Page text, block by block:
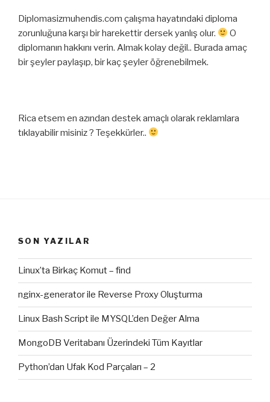
Diplomasizmuhendis.com çalışma hayatındaki diploma
zorunluğuna karşı bir harekettir dersek yanlış olur.
O
diplomanın hakkını verin. Almak kolay değil.. Burada amaç
bir şeyler paylaşıp, bir kaç şeyler öğrenebilmek.
Rica etsem en azından destek amaçlı olarak reklamlara
tıklayabilir misiniz ? Teşekkürler..
SON YAZILAR
Linux’ta Birkaç Komut – find
nginx-generator ile Reverse Proxy Oluşturma
Linux Bash Script ile MYSQL’den Değer Alma
MongoDB Veritabanı Üzerindeki Tüm Kayıtlar
Python’dan Ufak Kod Parçaları – 2